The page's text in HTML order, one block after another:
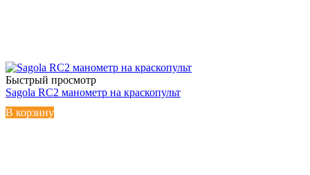
Быстрый просмотр
Sagola RC2 манометр на краскопульт
В корзину